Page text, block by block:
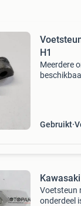
H1
Meerdere
Gebruikt
Voetsteun
onderdeel